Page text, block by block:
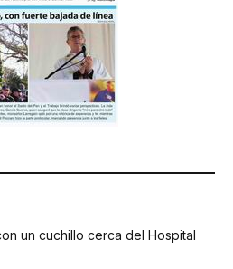
un cuchillo cerca del Hospital